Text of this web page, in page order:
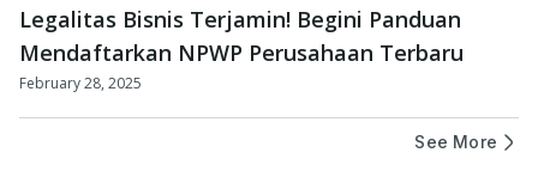
Legalitas Bisnis Terjamin! Begini Panduan
Mendaftarkan NPWP Perusahaan Terbaru
February 28, 2025
See More